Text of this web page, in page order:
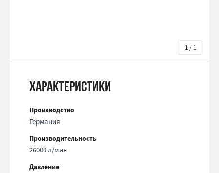
1 / 1
Характеристики
Производство
Германия
Производительность
26000 л/мин
Давление